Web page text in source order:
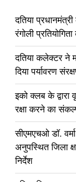
दतिया
रंगोली
दतिया कलेक्टर ने
दिया पर्यावरण
इको क्लब के द्वारा
रक्षा करने का
सीएमएचओ डॉ.
अनुपस्थित जिला
निर्देश